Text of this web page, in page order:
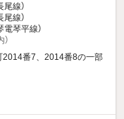
尾線）
尾線）
電琴平線）
2014番7、2014番8の一部